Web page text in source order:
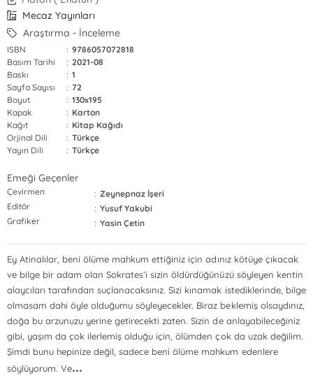
Mecaz Yayınları
Araştırma - İnceleme
ISBN : 9786057072818
Basım Tarihi
: 2021-08
Baskı
: 1
Sayfa Sayısı
: 72
Boyut
: 130x195
Kapak
: Karton
Kağıt
: Kitap Kağıdı
Orjinal Dili
: Türkçe
Yayın Dili
: Türkçe
Emeği Geçenler
Çevirmen : Zeynepnaz İşeri
Editör
: Yusuf Yakubi
Grafiker
: Yasin Çetin
Ey Atinalılar, beni ölüme mahkum ettiğiniz için adınız kötüye çıkacak
ve bilge bir adam olan Sokrates’i sizin öldürdüğünüzü söyleyen kentin
alaycıları tarafından suçlanacaksınız. Sizi kınamak istediklerinde, bilge
olmasam dahi öyle olduğumu söyleyecekler. Biraz beklemiş olsaydınız,
doğa bu arzunuzu yerine getirecekti zaten. Sizin de anlayabileceğiniz
gibi, yaşım da çok ilerlemiş olduğu için, ölümden çok da uzak değilim.
Şimdi bunu hepinize değil, sadece beni ölüme mahkum edenlere
söylüyorum. Ve...